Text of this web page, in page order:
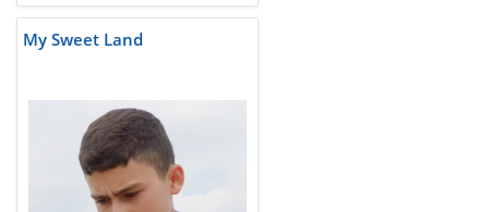
My Sweet Land